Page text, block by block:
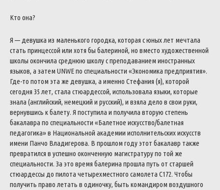
Кто она?
Я — девушка из маленького городка, которая с юных лет мечтала
стать принцессой или хотя бы балериной, но вместо художественной
школы окончила среднюю школу с преподаванием иностранных
языков, а затем UNWE по специальности «Экономика предприятия».
Где-то потом эта же девушка, а именно Стефания (я), которой
сегодня 35 лет, стала стюардессой, использовала языки, которые
знала (английский, немецкий и русский), и взяла дело в свои руки,
вернувшись к балету. Я поступила и получила вторую степень
бакалавра по специальности «Балетное искусство/балетная
педагогика» в Национальной академии исполнительских искусств
имени Панчо Владигерова. В прошлом году этот бакалавр также
превратился в успешно оконченную магистратуру по той же
специальности. За это время балерина прошла путь от старшей
стюардессы до пилота четырехместного самолета C172. Чтобы
получить право летать в одиночку, быть командиром воздушного